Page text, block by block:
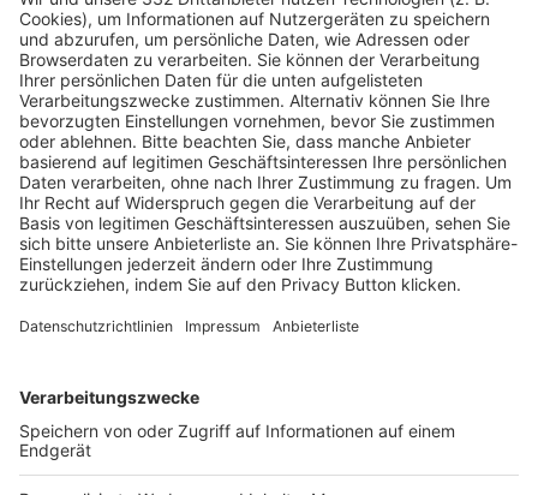
Pässe und Vereinswechsel
Trainerausbildung
Schulungsangebot Vereinsmitarbeiter
BFV-Geschäftsstellen
Trainerbörse
Login SpielPlus
FOLGE DEM BFV
TOP-VEREINE